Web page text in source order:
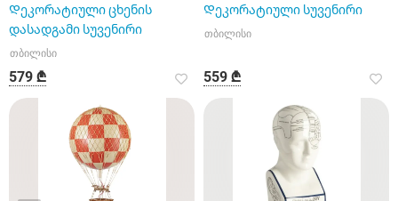
Დეკორატიული ცხენის
დასადგამი სუვენირი
თბილისი
579 ₾
Დეკორატიული სუვენირი
თბილისი
559 ₾